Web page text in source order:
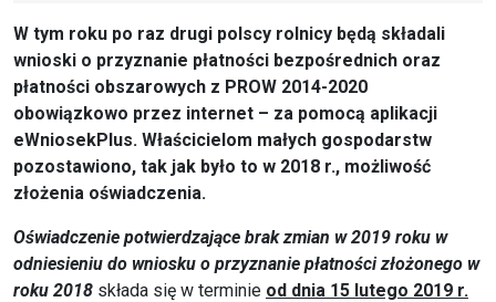
W tym roku po raz drugi polscy rolnicy będą składali
wnioski o przyznanie płatności bezpośrednich oraz
płatności obszarowych z PROW 2014-2020
obowiązkowo przez internet – za pomocą aplikacji
eWniosekPlus. Właścicielom małych gospodarstw
pozostawiono, tak jak było to w 2018 r., możliwość
złożenia oświadczenia.
Oświadczenie potwierdzające brak zmian w 2019 roku w
odniesieniu do wniosku o przyznanie płatności złożonego w
roku 2018 składa się w terminie od dnia 15 lutego 2019 r.